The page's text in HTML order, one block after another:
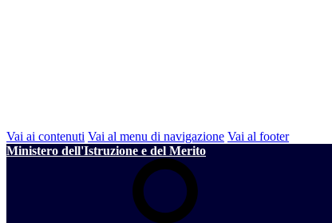
Vai ai contenuti Vai al menu di navigazione Vai al footer
Ministero dell'Istruzione e del Merito